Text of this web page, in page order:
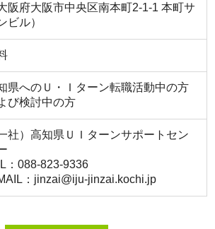
阪府大阪市中央区南本町2-1-1 本町サ
ビル）
県へのＵ・Ｉターン転職活動中の方
び検討中の方
社）高知県ＵＩターンサポートセン
：088-823-9336
：jinzai@iju-jinzai.kochi.jp